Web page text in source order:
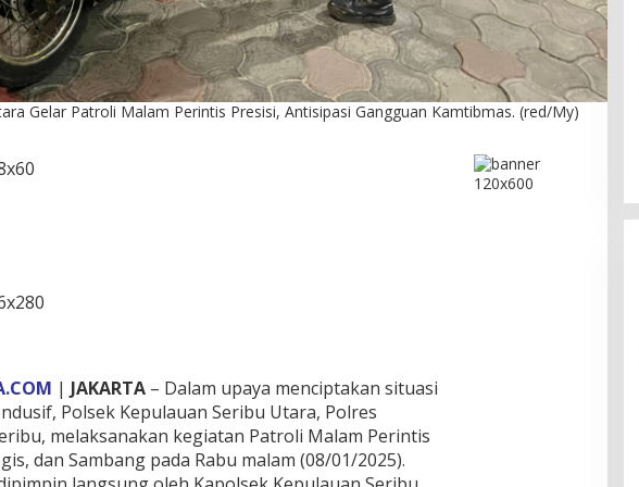
Gelar Patroli Malam Perintis Presisi, Antisipasi Gangguan Kamtibmas. (red/My)
| JAKARTA– Dalam upaya menciptakan situasi
Polsek Kepulauan Seribu Utara, Polres
melaksanakan kegiatan Patroli Malam Perintis
dan Sambang pada Rabu malam (08/01/2025).
DPC PPP Jakarta Utara Gelar
Ta’aruf / Silaturahmi dan
Fokus Konsolidasi Jelang
Musancab 13 September 2026